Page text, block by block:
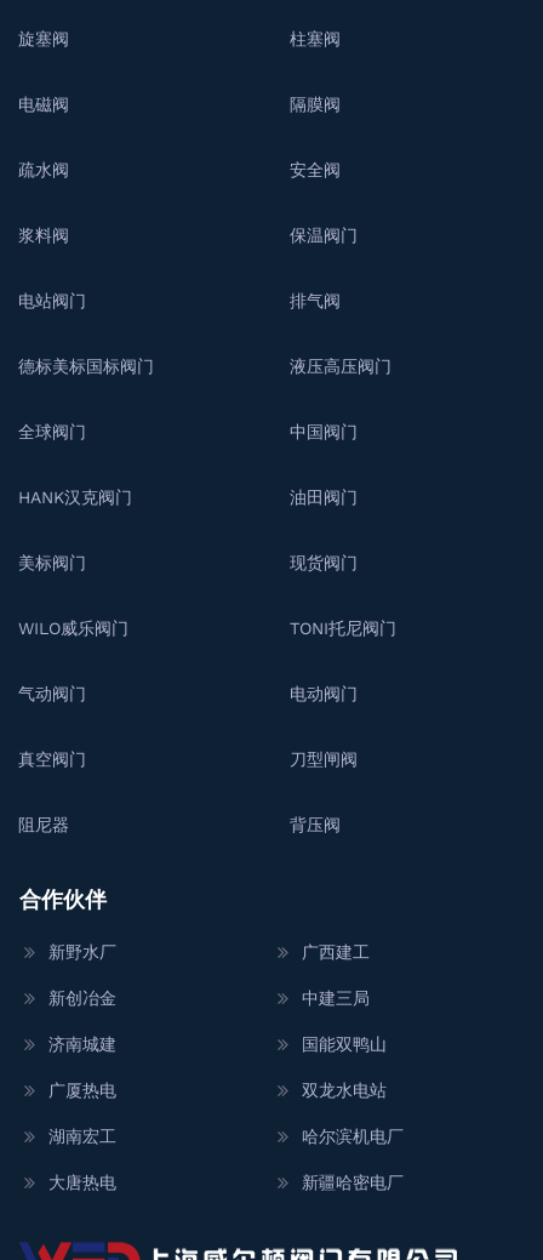
旋塞阀 柱塞阀
电磁阀 隔膜阀
疏水阀 安全阀
浆料阀 保温阀门
电站阀门 排气阀
德标美标国标阀门 液压高压阀门
全球阀门 中国阀门
HANK汉克阀门 油田阀门
美标阀门 现货阀门
WILO威乐阀门 TONI托尼阀门
气动阀门 电动阀门
真空阀门 刀型闸阀
阻尼器 背压阀
合作伙伴
新野水厂
新创冶金
济南城建
广厦热电
湖南宏工
大唐热电
广西建工
中建三局
国能双鸭山
双龙水电站
哈尔滨机电厂
新疆哈密电厂